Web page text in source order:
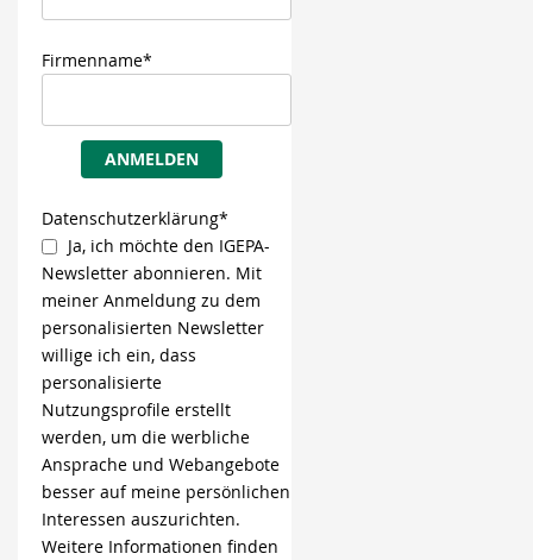
Firmenname*
ANMELDEN
Datenschutzerklärung*
Ja, ich möchte den IGEPA-
Newsletter abonnieren. Mit
meiner Anmeldung zu dem
personalisierten Newsletter
willige ich ein, dass
personalisierte
Nutzungsprofile erstellt
werden, um die werbliche
Ansprache und Webangebote
besser auf meine persönlichen
Interessen auszurichten.
Weitere Informationen finden